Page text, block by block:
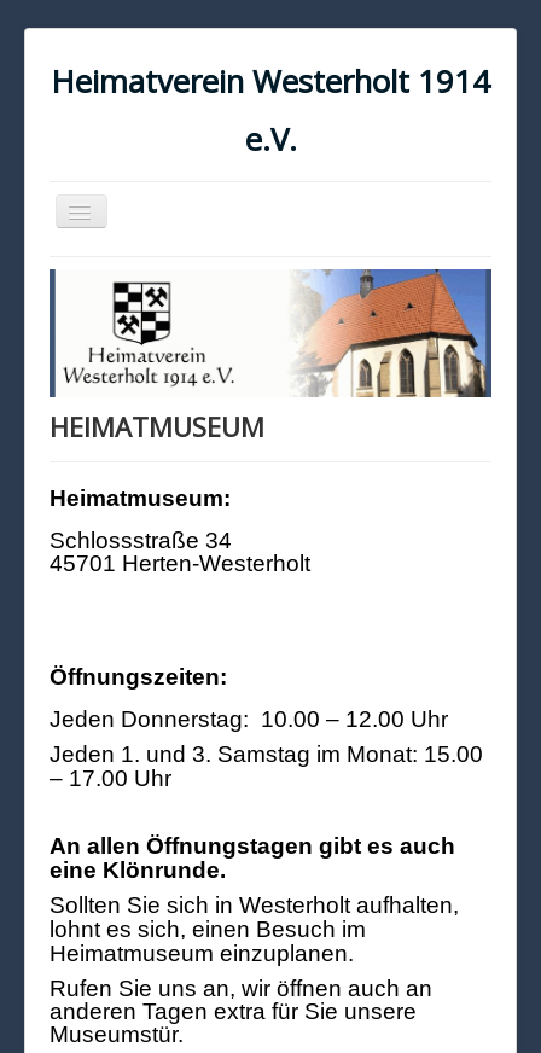
Heimatverein Westerholt 1914
e.V.
Navigation
an/aus
KONTAKT
IMPRESSUM
DATENSCHUTZ
HEIMATMUSEUM
Heimatmuseum:
Schlossstraße 34
45701 Herten-Westerholt
Öffnungszeiten:
Jeden Donnerstag: 10.00 – 12.00 Uhr
Jeden 1. und 3. Samstag im Monat: 15.00
– 17.00 Uhr
An allen Öffnungstagen gibt es auch
eine Klönrunde.
Sollten Sie sich in Westerholt aufhalten,
lohnt es sich, einen Besuch im
Heimatmuseum einzuplanen.
Rufen Sie uns an, wir öffnen auch an
anderen Tagen extra für Sie unsere
Museumstür.